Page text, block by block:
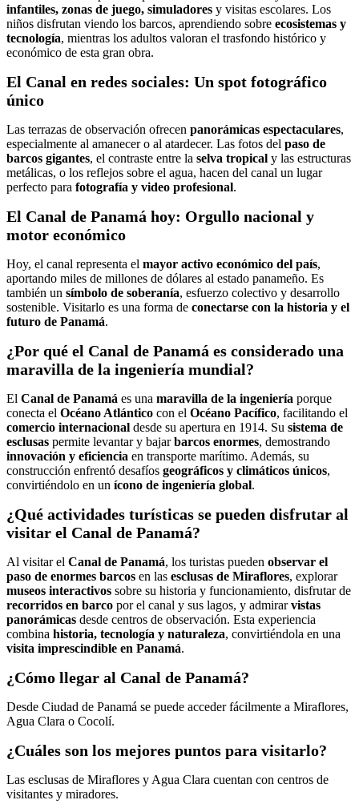
infantiles, zonas de juego, simuladores y visitas escolares. Los
niños disfrutan viendo los barcos, aprendiendo sobre ecosistemas y
tecnología, mientras los adultos valoran el trasfondo histórico y
económico de esta gran obra.
El Canal en redes sociales: Un spot fotográfico
único
Las terrazas de observación ofrecen panorámicas espectaculares,
especialmente al amanecer o al atardecer. Las fotos del paso de
barcos gigantes, el contraste entre la selva tropical y las estructuras
metálicas, o los reflejos sobre el agua, hacen del canal un lugar
perfecto para fotografía y video profesional.
El Canal de Panamá hoy: Orgullo nacional y
motor económico
Hoy, el canal representa el mayor activo económico del país,
aportando miles de millones de dólares al estado panameño. Es
también un símbolo de soberanía, esfuerzo colectivo y desarrollo
sostenible. Visitarlo es una forma de conectarse con la historia y el
futuro de Panamá.
¿Por qué el Canal de Panamá es considerado una
maravilla de la ingeniería mundial?
El Canal de Panamá es una maravilla de la ingeniería porque
conecta el Océano Atlántico con el Océano Pacífico, facilitando el
comercio internacional desde su apertura en 1914. Su sistema de
esclusas permite levantar y bajarbarcos enormes, demostrando
innovación y eficiencia en transporte marítimo. Además, su
construcción enfrentó desafíos geográficos y climáticos únicos,
convirtiéndolo en un ícono de ingeniería global.
¿Qué actividades turísticas se pueden disfrutar al
visitar el Canal de Panamá?
Al visitar el Canal de Panamá, los turistas pueden observar el
paso de enormes barcos en las esclusas de Miraflores, explorar
museos interactivos sobre su historia y funcionamiento, disfrutar de
recorridos en barco por el canal y sus lagos, y admirarvistas
panorámicas desde centros de observación. Esta experiencia
combina historia, tecnología y naturaleza, convirtiéndola en una
visita imprescindible en Panamá.
¿Cómo llegar al Canal de Panamá?
Desde Ciudad de Panamá se puede acceder fácilmente a Miraflores,
Agua Clara o Cocolí.
¿Cuáles son los mejores puntos para visitarlo?
Las esclusas de Miraflores y Agua Clara cuentan con centros de
visitantes y miradores.